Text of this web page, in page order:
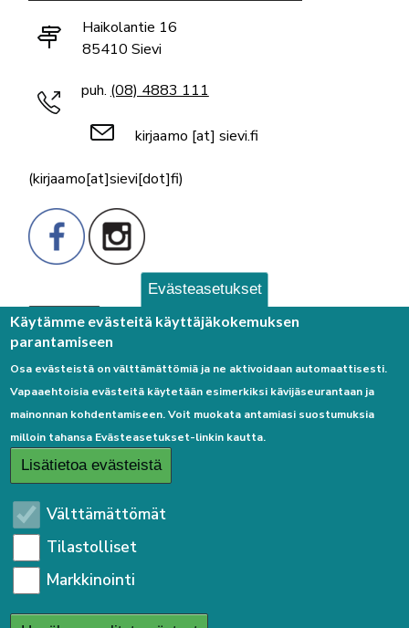
Haikolantie 16
85410 Sievi
puh. (08) 4883 111
kirjaamo [at] sievi.fi
(kirjaamo[at]sievi[dot]fi)
Palaute
Linkkejä
Etusivulle
Kirjaudu sisään
Saavutettavuusseloste
Sivukartta
Tietosuojaseloste
Evästeasetukset
Käytämme evästeitä käyttäjäkokemuksen
parantamiseen
Osa evästeistä on välttämättömiä ja ne aktivoidaan automaattisesti.
Vapaaehtoisia evästeitä käytetään esimerkiksi kävijäseurantaan ja
mainonnan kohdentamiseen. Voit muokata antamiasi suostumuksia
milloin tahansa Evästeasetukset-linkin kautta.
Lisätietoa evästeistä
Välttämättömät
Tilastolliset
Markkinointi